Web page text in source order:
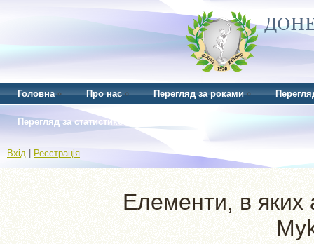
Головна Про нас Перегляд за роками
Перегляд за статистикою
Вхід Реєстрація
Елементи, в яких